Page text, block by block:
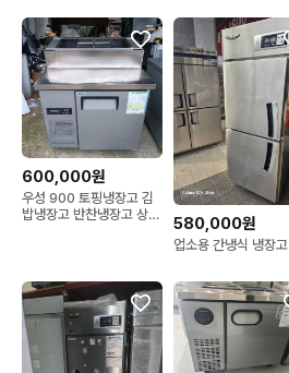
600,000원
우성 900 토핑냉장고 김
밥냉장고 반찬냉장고 상태
580,000원
업소용 간냉식 냉장고